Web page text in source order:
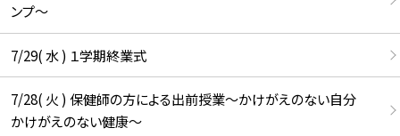
ンプ～
7/29( 水 ) １学期終業式
7/28( 火 ) 保健師の方による出前授業～かけがえのない自分
かけがえのない健康～